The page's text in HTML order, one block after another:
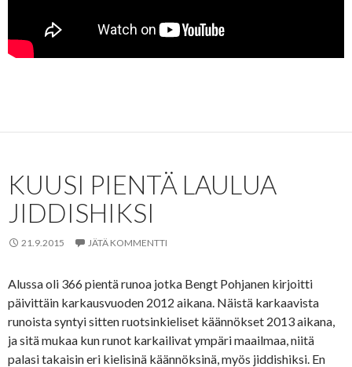
KUUSI PIENTÄ LAULUA
JIDDISHIKSI
21.9.2015 JÄTÄ KOMMENTTI
Alussa oli 366 pientä runoa jotka Bengt Pohjanen kirjoitti
päivittäin karkausvuoden 2012 aikana. Näistä karkaavista
runoista syntyi sitten ruotsinkieliset käännökset 2013 aikana,
ja sitä mukaa kun runot karkailivat ympäri maailmaa, niitä
palasi takaisin eri kielisinä käännöksinä, myös jiddishiksi. En